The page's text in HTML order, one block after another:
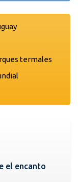
termales
el encanto